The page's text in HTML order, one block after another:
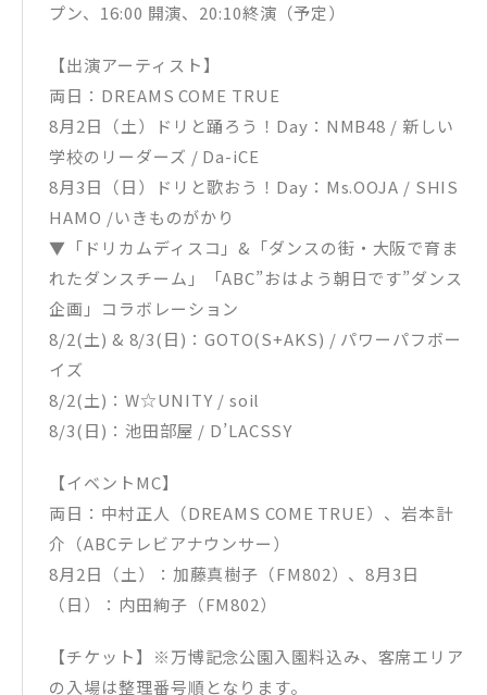
プン、16:00 開演、20:10終演（予定）
【出演アーティスト】
両日：DREAMS COME TRUE
8月2日（土）ドリと踊ろう！Day：NMB48 / 新しい
学校のリーダーズ / Da-iCE
8月3日（日）ドリと歌おう！Day：Ms.OOJA / SHIS
HAMO /いきものがかり
▼「ドリカムディスコ」&「ダンスの街・大阪で育ま
れたダンスチーム」「ABC”おはよう朝日です”ダンス
企画」コラボレーション
8/2(土) & 8/3(日)：GOTO(S+AKS) / パワーパフボー
イズ
8/2(土)：W☆UNITY / soil
8/3(日)：池田部屋 / D’LACSSY
【イベントMC】
両日：中村正人（DREAMS COME TRUE）、岩本計
介（ABCテレビアナウンサー）
8月2日（土）：加藤真樹子（FM802）、8月3日
（日）：内田絢子（FM802）
【チケット】※万博記念公園入園料込み、客席エリア
の入場は整理番号順となります。